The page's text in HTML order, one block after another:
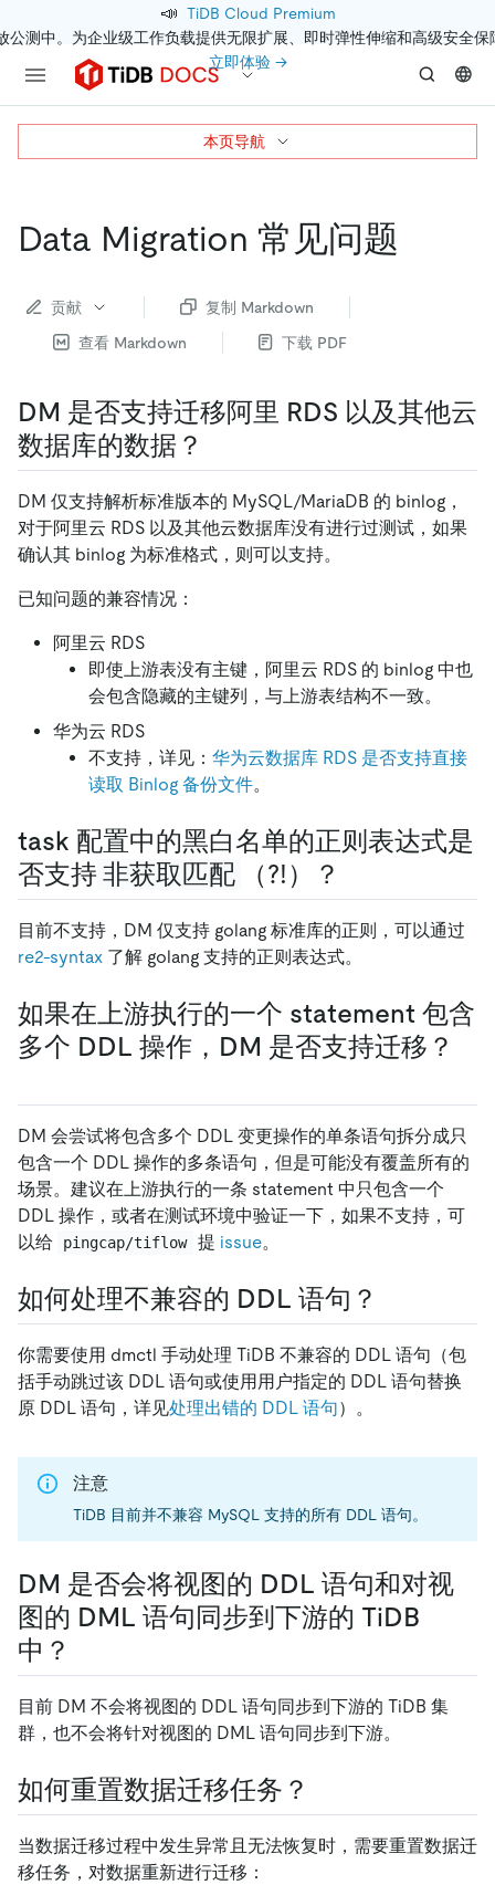
📣 TiDB Cloud Premium
公测中。为企业级工作负载提供无限扩展、即时弹性伸缩和高级安全保
立即体验 →
Data Migration 常见问题
贡献
复制 Markdown
查看 Markdown
下载 PDF
DM 是否支持迁移阿里 RDS 以及其他云
数据库的数据？
DM 仅支持解析标准版本的 MySQL/MariaDB 的 binlog，
对于阿里云 RDS 以及其他云数据库没有进行过测试，如果
确认其 binlog 为标准格式，则可以支持。
已知问题的兼容情况：
阿里云 RDS
即使上游表没有主键，阿里云 RDS 的 binlog 中也
会包含隐藏的主键列，与上游表结构不一致。
华为云 RDS
不支持，详见： 华为云数据库 RDS 是否支持直接
读取 Binlog 备份文件。
task 配置中的黑白名单的正则表达式是
否支持非获取匹配 （?!）？
目前不支持，DM 仅支持 golang 标准库的正则，可以通过
re2-syntax 了解 golang 支持的正则表达式。
如果在上游执行的一个 statement 包含
多个 DDL 操作，DM 是否支持迁移？
DM 会尝试将包含多个 DDL 变更操作的单条语句拆分成只
包含一个 DDL 操作的多条语句，但是可能没有覆盖所有的
场景。建议在上游执行的一条 statement 中只包含一个
DDL 操作，或者在测试环境中验证一下，如果不支持，可
以给
pingcap/tiflow 提 issue。
如何处理不兼容的 DDL 语句？
你需要使用 dmctl 手动处理 TiDB 不兼容的 DDL 语句（包
括手动跳过该 DDL 语句或使用用户指定的 DDL 语句替换
原 DDL 语句，详见处理出错的 DDL 语句）。
注意
TiDB 目前并不兼容 MySQL 支持的所有 DDL 语句。
DM 是否会将视图的 DDL 语句和对视
图的 DML 语句同步到下游的 TiDB
中？
目前 DM 不会将视图的 DDL 语句同步到下游的 TiDB 集
群，也不会将针对视图的 DML 语句同步到下游。
如何重置数据迁移任务？
当数据迁移过程中发生异常且无法恢复时，需要重置数据迁
移任务，对数据重新进行迁移：
本页导航